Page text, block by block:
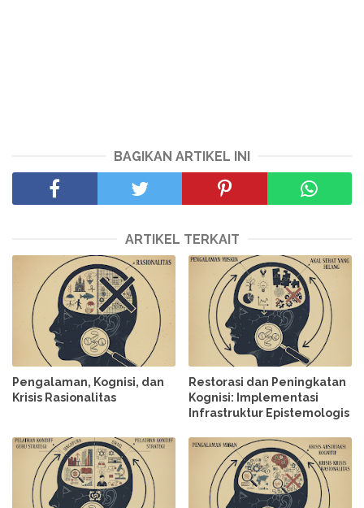
BAGIKAN ARTIKEL INI
ARTIKEL TERKAIT
Pengalaman, Kognisi, dan
Krisis Rasionalitas
Restorasi dan Peningkatan
Kognisi: Implementasi
Infrastruktur Epistemologis